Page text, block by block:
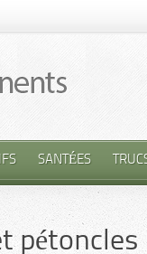
SANTÉES
pétoncles